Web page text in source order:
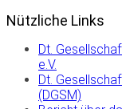
Nützliche Links
Dt.
e.V.
Dt.
(DGSM)